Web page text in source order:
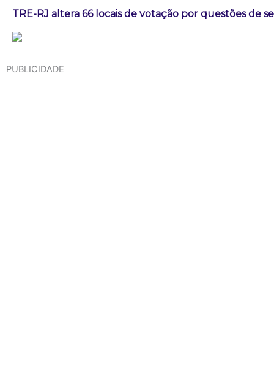
TRE-RJ altera 66 locais de votação por questões de
PUBLICIDADE